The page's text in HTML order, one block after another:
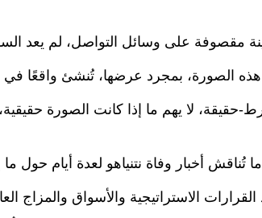
مقصوفة على وسائل التواصل، لم يعد
الصورة، بمجرد عرضها، تُنشئ واقعًا في
حقيقة، لا يهم ما إذا كانت الصورة
تُناقش أخبار وفاة نتنياهو لعدة أيام حول
الاستراتيجية والأسواق والمزاج